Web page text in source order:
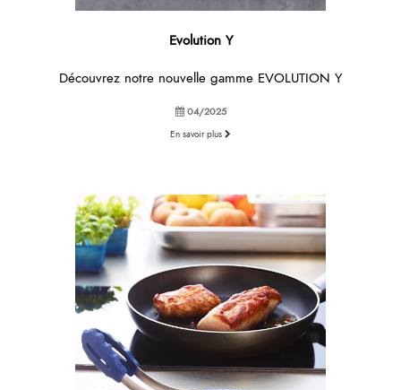
Evolution Y
Découvrez notre nouvelle gamme EVOLUTION Y
04/2025
En savoir plus